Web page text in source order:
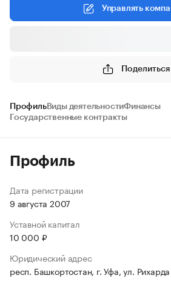
Управлять
Поделиться
ПрофильВиды деятельностиФинансы
Государственные контракты
Профиль
Дата регистрации
9 августа 2007
Уставной капитал
10 000 ₽
Юридический адрес
респ. Башкортостан, г. Уфа, ул.